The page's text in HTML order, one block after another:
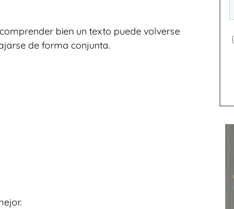
bien un texto puede volverse
de forma conjunta.